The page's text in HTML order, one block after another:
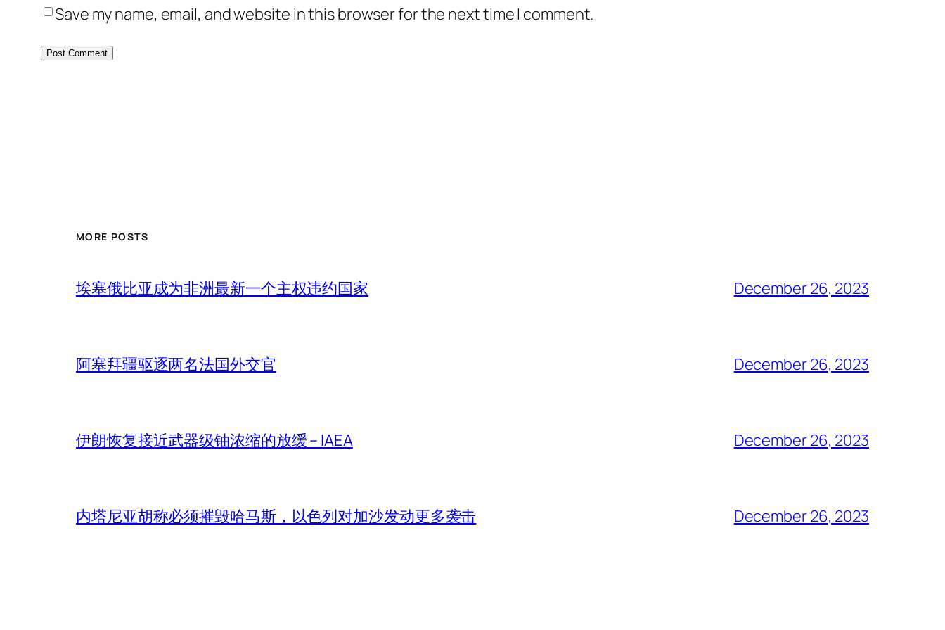
Save my name, email, and website in this browser for the next time I comment.
MORE POSTS
埃塞俄比亚成为非洲最新一个主权违约国家 December 26, 2023
阿塞拜疆驱逐两名法国外交官 December 26, 2023
伊朗恢复接近武器级铀浓缩的放缓 – IAEA December 26, 2023
内塔尼亚胡称必须摧毁哈马斯，以色列对加沙发动更多袭击 December 26, 2023